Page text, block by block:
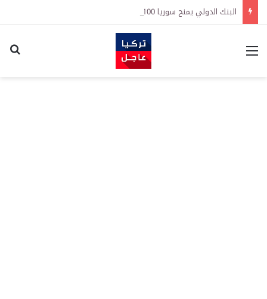
البنك الدولي يمنح سوريا 100 مليون دولار لتحديث القطاع المالي
القائمة